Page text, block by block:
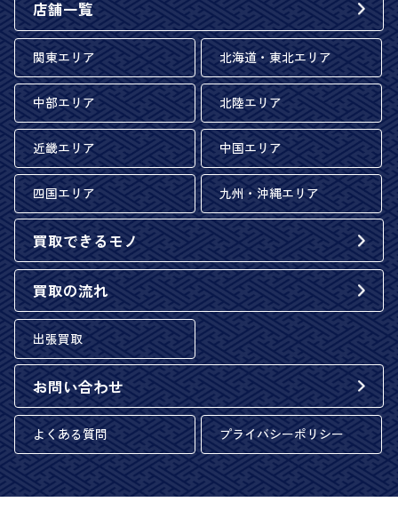
店舗一覧
関東エリア 北海道・東北エリア
中部エリア 北陸エリア
近畿エリア 中国エリア
四国エリア 九州・沖縄エリア
買取できるモノ
買取の流れ
出張買取
お問い合わせ
よくある質問 プライバシーポリシー